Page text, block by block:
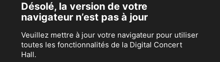
Désolé, la version de votre
navigateur n’est pas à jour
Veuillez mettre à jour votre navigateur pour utiliser
toutes les fonctionnalités de la Digital Concert
Hall.